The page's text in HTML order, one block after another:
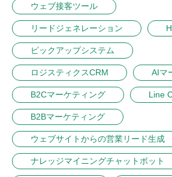
ウェブ接客ツール
リードジェネレーション
ピックアップシステム
ロジスティクスCRM AIマ
B2Cマーケティング Line
B2Bマーケティング
ウェブサイトからの営業リード生成
ナレッジマイニングチャットボット